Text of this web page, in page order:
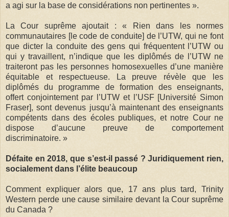
a agi sur la base de considérations non pertinentes ».
La Cour suprême ajoutait : « Rien dans les normes
communautaires [le code de conduite] de l’UTW, qui ne font
que dicter la conduite des gens qui fréquentent l’UTW ou
qui y travaillent, n’indique que les diplômés de l’UTW ne
traiteront pas les personnes homosexuelles d’une manière
équitable et respectueuse. La preuve révèle que les
diplômés du programme de formation des enseignants,
offert conjointement par l’UTW et l’USF [Université Simon
Fraser], sont devenus jusqu’à maintenant des enseignants
compétents dans des écoles publiques, et notre Cour ne
dispose d’aucune preuve de comportement
discriminatoire. »
Défaite en 2018, que s’est-il passé ? Juridiquement rien,
socialement dans l’élite beaucoup
Comment expliquer alors que, 17 ans plus tard, Trinity
Western perde une cause similaire devant la Cour suprême
du Canada ?